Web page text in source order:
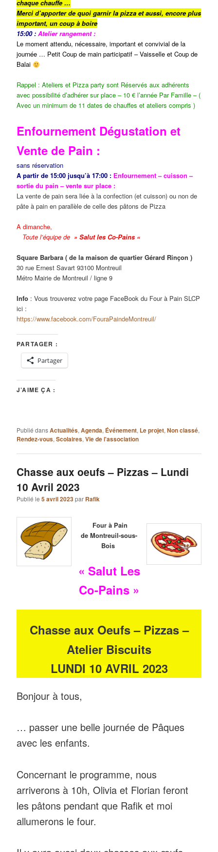
chaque chauffe …
Merci d’apporter de quoi garnir la pizza et aussi, encore plus
important, un coup à boire
15:00 : Atelier rangement :
Le moment attendu, nécessaire, important et convivial de la
journée … Petit Coup de main participatif – Vaisselle et Coup de
Balai
Rappel : Ateliers et Pizza party sont Réservés aux adhérents
avec possibilité d’adhérer sur place – 10 € l’année Par Famille – (
Avec un minimum de 11 dates de chauffes et ateliers compris )
Enfournement Dégustation et
Vente de Pain :
sans réservation
A partir de 15:00 jusqu’à 17:00 : Enfournement – cuisson –
sortie du pain – vente sur place :
La vente de pain sera liée à la confection (et cuisson) ou non de
pâte à pain en parallèle de celle des pâtons de Pizza
A dimanche,
Toute l’équipe de » Salut les Co-Pains «
Square Barbara ( de la maison de quartier Gérard Rinçon )
30 rue Ernest Savart 93100 Montreuil
Métro Mairie de Montreuil / ligne 9
Info : Vous trouverez votre page FaceBook du Four à Pain SLCP
ici :
https://www.facebook.com/FouraPaindeMontreuil/
PARTAGER :
Partager
J’AIME ÇA :
Publié dansActualités,Agenda, Événement, Le projet,Non classé,
Rendez-vous,Scolaires,Vie de l'association
Chasse aux oeufs – Pizzas – Lundi
10 Avril 2023
Publié le5 avril 2023par Rafik
Four à Pain
de Montreuil-sous-
Bois
« Salut Les
Co-Pains »
Chasse aux Oeufs – Pizzas –
Atelier Biscuits
LUNDI 10 AVRIL 2023
Bonjour à tous,
… passer une belle journée de Pâques
avec les enfants.
Concernant le programme, nous
arriverons à 10h, Olivia et Florian feront
les pâtons pendant que Rafik et moi
allumerons le four.